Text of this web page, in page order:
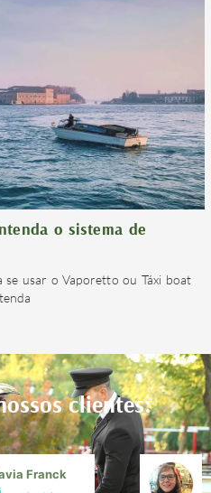
o sistema de
se usar o Vaporetto ou Táxi boat
clientes:
Franck